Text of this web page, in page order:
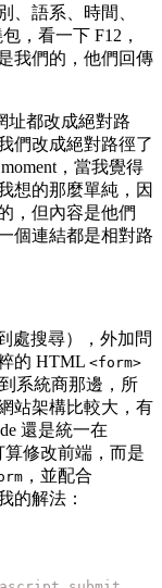
、語系、時間、
，看一下 F12，
我們的，他們回傳
址都改成絕對路
們改成絕對路徑了
，當我覺得
想的那麼單純，因
，但內容是他們
個連結都是相對路
處搜尋），外加問
的 HTML <form>
系統商那邊，所
站架構比較大，有
還是統一在
修改前端，而是
，並配合
的解法：